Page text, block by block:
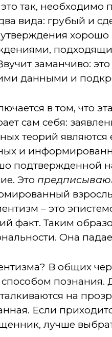
так, необходимо
вида: грубый и
утверждения
заманчиво:
данными и
в том, что
сам себя:
теорий
и
подтвержденной
Это
– это
факт. Таким
Она
В общих
познания.
на
Если
лучше